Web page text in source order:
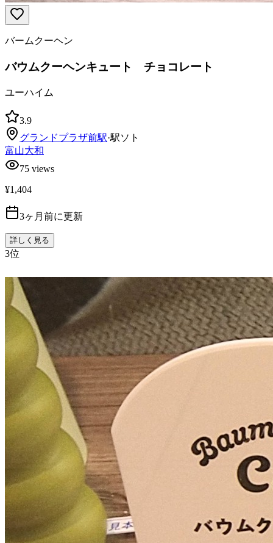
バームクーヘン
バウムクーヘンキュート チョコレート
ユーハイム
3.9
グランドプラザ前駅·駅ソト
富山大和
75 views
¥1,404
3ヶ月前に更新
詳しく見る
3位